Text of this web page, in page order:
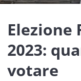
Società
Economia
Sport
Sicilia
Elezione
2023:
votare